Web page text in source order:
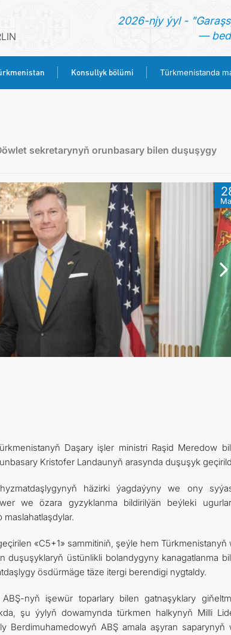
2026-njy ýyl -
—
Konsullyk bölümi Türkmenistanda
TÜRKMENISTAN
KONSULLYK BÖLÜMI
TÜRKMENISTANDA MAÝA GOÝUMLAR
ARAGATNAŞYK
sekretarynyň orunbasary bilen duşuşygy
Daşary işler ministri Raşid Meredow
Kristofer Landaunyň arasynda duşuşyk
häzirki ýagdaýyny we ony
we özara gyzyklanma bildirilýän beýleki
«C5+1» sammitiniň, şeýle hem Türkmenistanyň
duşuşyklaryň üstünlikli bolandygyny kanagatlanma
ösdürmäge täze itergi berendigi nygtaldy.
nyň işewür toparlary bilen gatnaşyklary
şu ýylyň dowamynda türkmen halkynyň Milli
Berdimuhamedowyň ABŞ amala aşyran saparynyň